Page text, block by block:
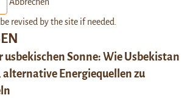
usbekischen Sonne: Wie Usbekistan
alternative Energiequellen zu
Abbrechen
revised by the site if needed.